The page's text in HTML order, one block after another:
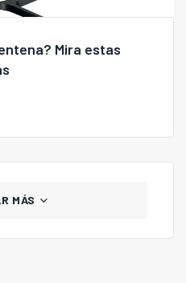
Mira estas
MÁS